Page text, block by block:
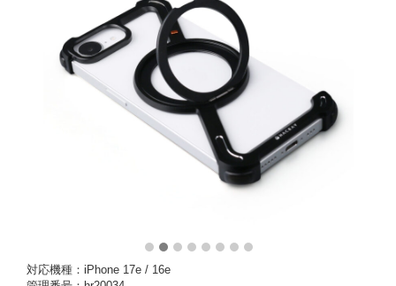
対応機種：iPhone 17e / 16e